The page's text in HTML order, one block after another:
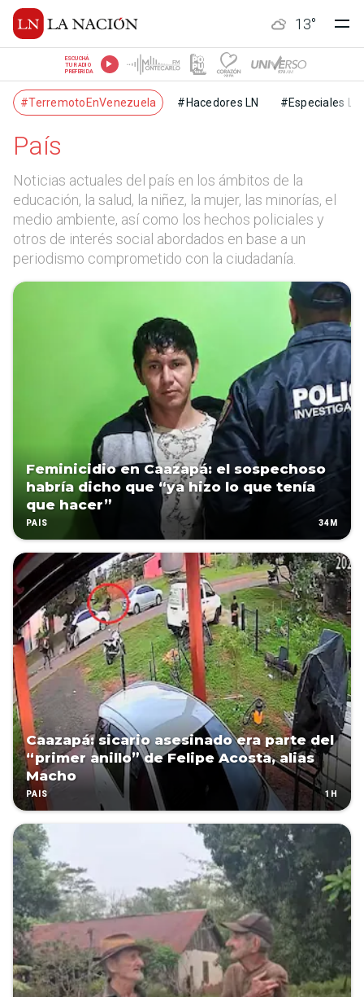
13°
ESCUCHÁ
TU RADIO
PREFERIDA
#TerremotoEnVenezuela #Hacedores LN #Especiales LN
País
Noticias actuales del país en los ámbitos de la
educación, la salud, la niñez, la mujer, las minorías, el
medio ambiente, así como los hechos policiales y
otros de interés social abordados en base a un
periodismo comprometido con la ciudadanía.
Feminicidio en Caazapá: el sospechoso
habría dicho que “ya hizo lo que tenía
que hacer”
PAÍS 34M
Caazapá: sicario asesinado era parte del
“primer anillo” de Felipe Acosta, alias
Macho
PAÍS 1H